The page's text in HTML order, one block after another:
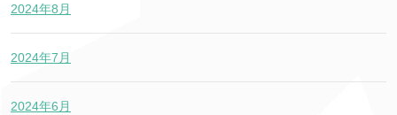
2024年8月
2024年7月
2024年6月